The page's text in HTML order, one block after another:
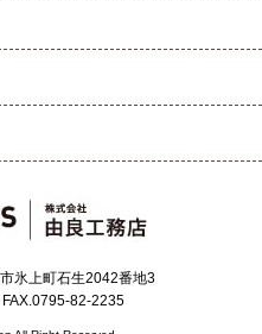
氷上町石生2042番地3
82-2235